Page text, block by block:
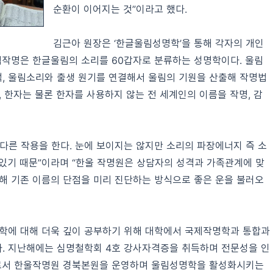
순환이 이어지는 것”이라고 했다.
김근아 원장은 ‘한글울림성명학’을 통해 각자의 개인
명은 한글울림의 소리를 60갑자로 분류하는 성명학이다. 울림
울림소리와 출생 원기를 연결해서 울림의 기원을 산출해 작명법
자는 물론 한자를 사용하지 않는 전 세계인의 이름을 작명, 감
른 작용을 한다. 눈에 보이지는 않지만 소리의 파장에너지 즉 소
때문”이라며 “한울 작명원은 상담자의 성격과 가족관계에 맞
기존 이름의 단점을 미리 진단하는 방식으로 좋은 운을 불러오
에 대해 더욱 깊이 공부하기 위해 대학에서 국제작명학과 통합과
지난해에는 심명철학회 4호 강사자격증을 취득하며 전문성을 인
한울작명원 경북본원을 운영하며 울림성명학을 활성화시키는